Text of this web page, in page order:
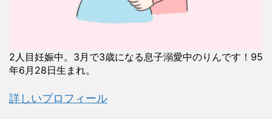
2人目妊娠中。3月で3歳になる息子溺愛中のりんです！95
年6月28日生まれ。
詳しいプロフィール